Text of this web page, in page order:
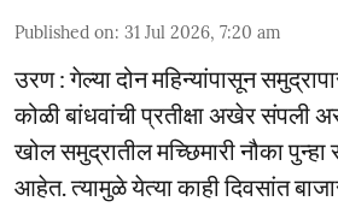
Published on: 31 Jul 2026, 7:20 am
उरण : गेल्या दोन महिन्यांपासून
कोळी बांधवांची प्रतीक्षा अखेर
खोल समुद्रातील मच्छिमारी नौका
आहेत. त्यामुळे येत्या काही दिवसांत